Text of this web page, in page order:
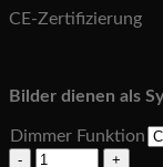
CE-Zertifizierung
Bilder dienen als
Dimmer Funktion
NEST